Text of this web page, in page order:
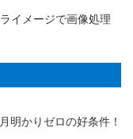
イメージで画像処理
明かりゼロの好条件！